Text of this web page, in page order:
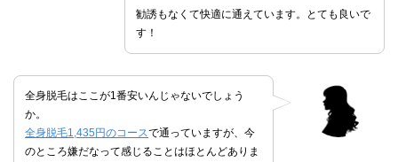
勧誘もなくて快適に通えています。とても良いで
す！
全身脱毛はここが1番安いんじゃないでしょう
か。
全身脱毛1,435円のコースで通っていますが、今
のところ嫌だなって感じることはほとんどありま